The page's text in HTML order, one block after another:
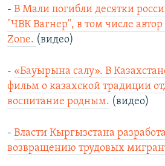
- В Мали погибли десятки
"ЧВК Вагнер", в том числе
Zone. (видео)
- «Бауырына салу». В
фильм о казахской традиции
воспитание родным. (видео)
- Власти Кыргызстана
возвращению трудовых